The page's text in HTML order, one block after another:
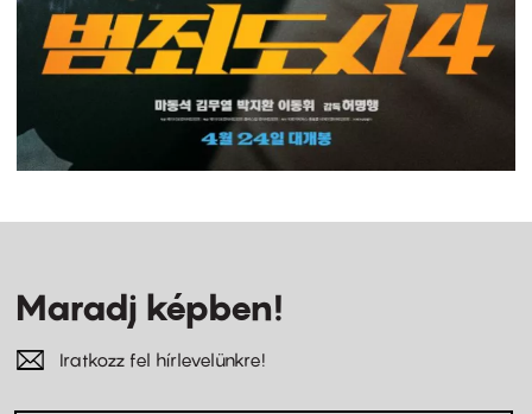
Maradj képben!
Iratkozz fel hírlevelünkre!